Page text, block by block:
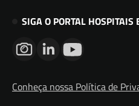
SIGA O PORTAL HOSPITAIS
Conheça nossa Política de